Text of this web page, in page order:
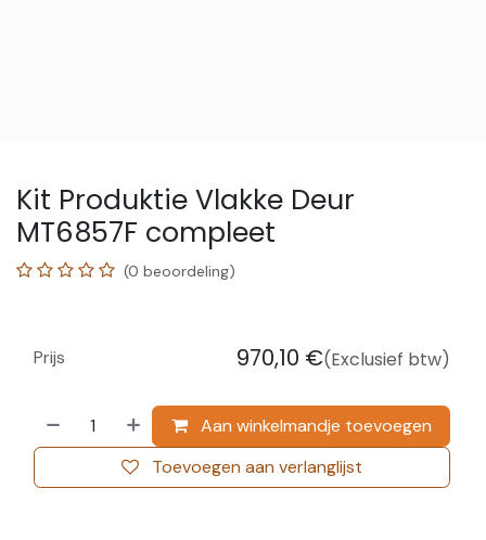
Kit Produktie Vlakke Deur
MT6857F compleet
(0 beoordeling)
Aan winkelmandje toevoegen
Toevoegen aan verlanglijst
Prijs 970,10 €(Exclusief btw)